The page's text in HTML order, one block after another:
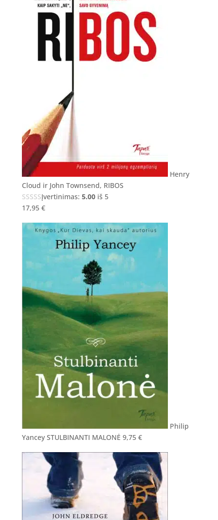
Henry
Cloud ir John Townsend, RIBOS
Įvertinimas: 5.00iš 5
17,95 €
Philip
Yancey STULBINANTI MALONĖ 9,75 €